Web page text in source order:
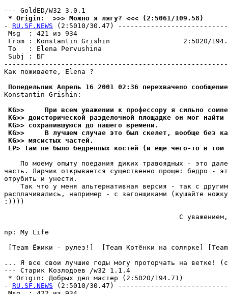
* Origin:  >>> Можно я лягу? <<< (2:5061/109.58)
- RU.SF.NEWS (2:5010/30.47)
Msg  : 421
From : Konstantin Grishin                  2:5020/
To   : Elena Pervushina
Subj :
Как поживаете, Elena ?
Понедельник Апрель 16 2001 02:36 перехвачено
Konstantin Grishin:
KG>>     При всем уважении к профессору я сильно
KG>> доисторической разделочной площадке он мог
KG>> сохранившуюся до нашего времени.
KG>>     В лучшем случае это был скелет, вообще без
KG>> мясистых частей.
EP> Там не было бедренных костей (и еще чего-то в
По моему опыту поедания диких травоядных - это
часть. Ларчик открывается существенно проще: бедро -
отрубить и унести.
Так что у меня альтернативная версия - так с
расплачивались, например - с загонщиками (кушайте
:))))
C
np: My Life
[Team Ёжики - рулез!]  [Team Котёнки на солярке]
... Я все свои лучшие годы могу проторчать на ветке!
--- Старик Козлодоев /w32 1.1.4
* Origin: Добрых дел мастер (2:5020/194.71)
- RU.SF.NEWS (2:5010/30.47)